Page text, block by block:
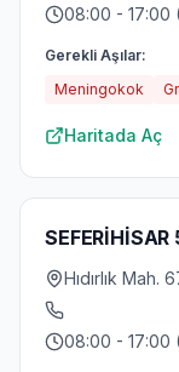
08:00 - 17:00
Gerekli Aşılar:
Meningokok
Haritada Aç
SEFERİHİSAR
Hıdırlık Mah.
08:00 - 17:00